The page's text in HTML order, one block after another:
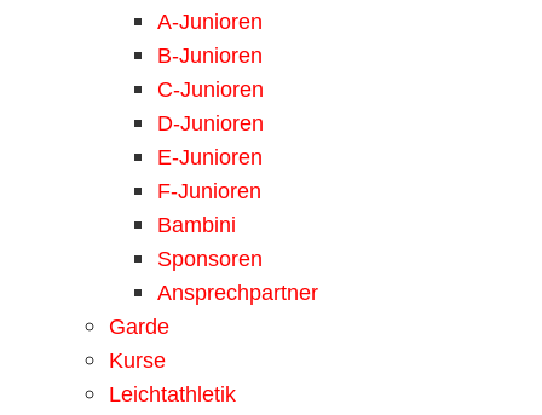
A-Junioren
B-Junioren
C-Junioren
D-Junioren
E-Junioren
F-Junioren
Bambini
Sponsoren
Ansprechpartner
Garde
Kurse
Leichtathletik